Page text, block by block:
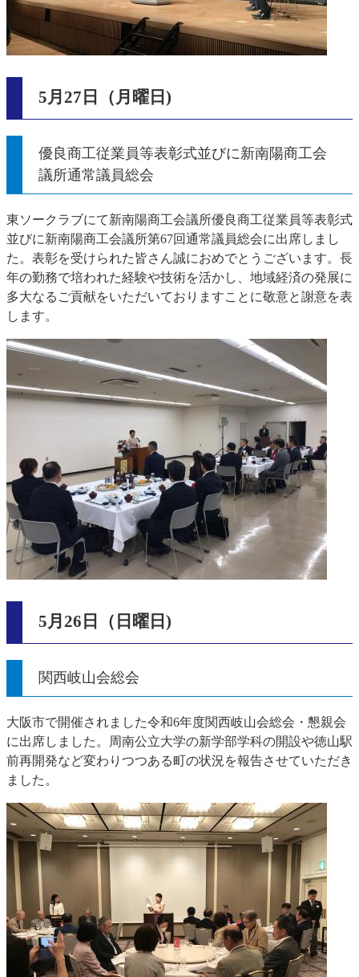
5月27日（月曜日)
優良商工従業員等表彰式並びに新南陽商工会
議所通常議員総会
東ソークラブにて新南陽商工会議所優良商工従業員等表彰式
並びに新南陽商工会議所第67回通常議員総会に出席しまし
た。表彰を受けられた皆さん誠におめでとうございます。長
年の勤務で培われた経験や技術を活かし、地域経済の発展に
多大なるご貢献をいただいておりますことに敬意と謝意を表
します。
5月26日（日曜日)
関西岐山会総会
大阪市で開催されました令和6年度関西岐山会総会・懇親会
に出席しました。周南公立大学の新学部学科の開設や徳山駅
前再開発など変わりつつある町の状況を報告させていただき
ました。